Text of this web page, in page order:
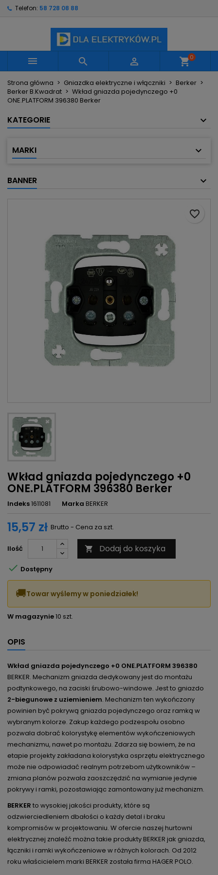
Telefon: 58 728 08 88
   shopping_cart0
Strona główna Gniazdka elektryczne i włączniki
Berker
Berker B.Kwadrat
Wkład gniazda pojedynczego +0
ONE.PLATFORM 396380 Berker
KATEGORIE
MARKI
BANNER
Wkład gniazda pojedynczego +0
ONE.PLATFORM 396380 Berker
Indeks1611081 Marka BERKER
15,57 zł Brutto - Cena za szt.
Ilość  Dodaj do koszyka
favorite_border
 Dostępny
🚚Towar wyślemy w poniedziałek!
W magazynie10 szt.
OPIS
Wkład gniazda pojedynczego +0 ONE.PLATFORM 396380
BERKER. Mechanizm gniazda dedykowany jest do montażu
podtynkowego, na zaciski śrubowo-windowe. Jest to gniazdo
2-biegunowe z uziemieniem. Mechanizm ten wykończony
powinien być pokrywą gniazda pojedynczego oraz ramką w
wybranym kolorze. Zakup każdego podzespołu osobno
pozwala dobrać kolorystykę elementów wykończeniowych
mechanizmu, nawet po montażu. Zdarza się bowiem, że na
etapie projekty zakładana kolorystyka osprzętu elektrycznego
może nie odpowiadać realnym potrzebom użytkowników –
zmiana planów pozwala zaoszczędzić na wymianie jedynie
pokrywy i ramki, pozostawiając zamontowany już mechanizm.
BERKER to wysokiej jakości produkty, które są
odzwierciedleniem dbałości o każdy detal i braku
kompromisów w projektowaniu. W ofercie naszej hurtowni
elektrycznej znaleźć można takie produkty BERKER jak gniazda,
łączniki i ramki wykończeniowe w różnych kolorach. Od 2012
roku właścicielem marki BERKER została firma HAGER POLO.
Utwórz nową listę
Nazwa listy życzeń
Anuluj Utwórz listę życzeń
Musisz być zalogowany by zapisać produkty na
swojej liście życzeń.
Anuluj Zaloguj się